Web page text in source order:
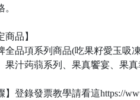
商品】
全品項系列商品(吃果籽愛玉吸
果汁蒟蒻系列、果真饗宴、果
】登錄發票教學請看這https://